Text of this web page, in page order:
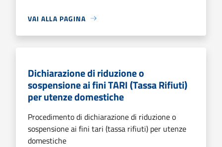
VAI ALLA PAGINA
Dichiarazione di riduzione o
sospensione ai fini TARI (Tassa Rifiuti)
per utenze domestiche
Procedimento di dichiarazione di riduzione o
sospensione ai fini tari (tassa rifiuti) per utenze
domestiche